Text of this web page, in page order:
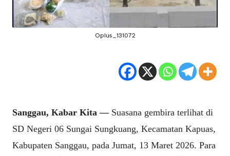
Oplus_131072
Sanggau, Kabar Kita — Suasana gembira terlihat di
SD Negeri 06 Sungai Sungkuang, Kecamatan Kapuas,
Kabupaten Sanggau, pada Jumat, 13 Maret 2026. Para